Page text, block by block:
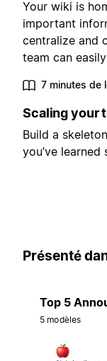
Your wiki is
important
centralize and
team can
7 minutes de
Scaling your
Build a
you’ve learned
Présenté
Top 5
5 modèles